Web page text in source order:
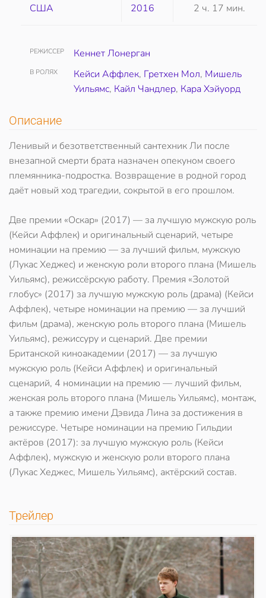
США 2016 2 ч. 17 мин.
РЕЖИССЕР Кеннет Лонерган
В РОЛЯХ Кейси Аффлек, Гретхен Мол, Мишель
Уильямс, Кайл Чандлер, Кара Хэйуорд
Описание
Ленивый и безответственный сантехник Ли после
внезапной смерти брата назначен опекуном своего
племянника-подростка. Возвращение в родной город
даёт новый ход трагедии, сокрытой в его прошлом.
Две премии «Оскар» (2017) — за лучшую мужскую роль
(Кейси Аффлек) и оригинальный сценарий, четыре
номинации на премию — за лучший фильм, мужскую
(Лукас Хеджес) и женскую роли второго плана (Мишель
Уильямс), режиссёрскую работу. Премия «Золотой
глобус» (2017) за лучшую мужскую роль (драма) (Кейси
Аффлек), четыре номинации на премию — за лучший
фильм (драма), женскую роль второго плана (Мишель
Уильямс), режиссуру и сценарий. Две премии
Британской киноакадемии (2017) — за лучшую
мужскую роль (Кейси Аффлек) и оригинальный
сценарий, 4 номинации на премию — лучший фильм,
женская роль второго плана (Мишель Уильямс), монтаж,
а также премию имени Дэвида Лина за достижения в
режиссуре. Четыре номинации на премию Гильдии
актёров (2017): за лучшую мужскую роль (Кейси
Аффлек), мужскую и женскую роли второго плана
(Лукас Хеджес, Мишель Уильямс), актёрский состав.
Трейлер